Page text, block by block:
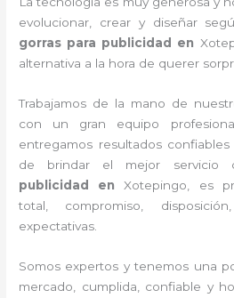
evolucionar, crear y diseñar
gorras para publicidad
en
alternativa a la hora de querer
Trabajamos de la mano de
con un gran equipo
entregamos resultados
de brindar el mejor servicio
publicidad
en Xotepingo, es
total, compromiso,
expectativas.
Somos expertos y tenemos una
mercado, cumplida, confiable y